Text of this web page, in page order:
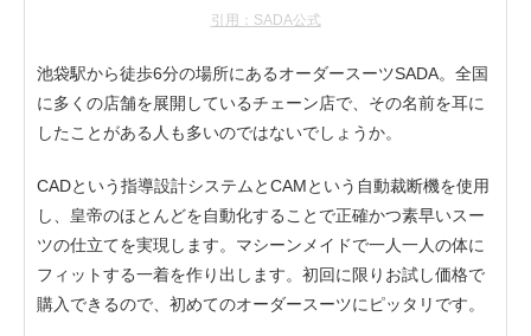
引用：SADA公式
池袋駅から徒歩6分の場所にあるオーダースーツSADA。全国
に多くの店舗を展開しているチェーン店で、その名前を耳に
したことがある人も多いのではないでしょうか。
CADという指導設計システムとCAMという自動裁断機を使用
し、皇帝のほとんどを自動化することで正確かつ素早いスー
ツの仕立てを実現します。マシーンメイドで一人一人の体に
フィットする一着を作り出します。初回に限りお試し価格で
購入できるので、初めてのオーダースーツにピッタリです。